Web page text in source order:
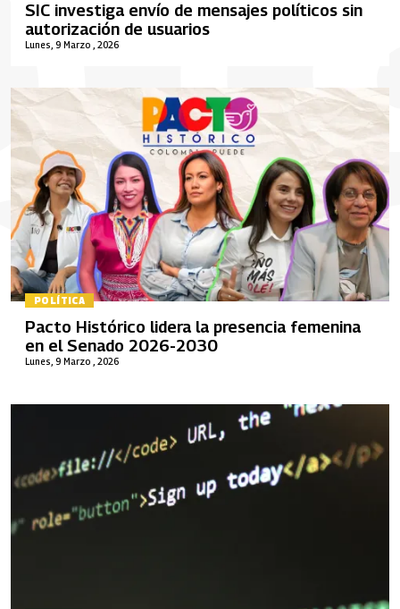
Lunes, 9 Marzo , 2026
SIC investiga envío de mensajes políticos sin
autorización de usuarios
POLÍTICA
Lunes, 9 Marzo , 2026
Pacto Histórico lidera la presencia femenina
en el Senado 2026-2030